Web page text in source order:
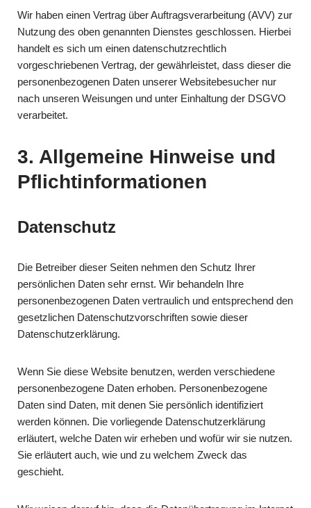
Wir haben einen Vertrag über Auftragsverarbeitung (AVV) zur
Nutzung des oben genannten Dienstes geschlossen. Hierbei
handelt es sich um einen datenschutzrechtlich
vorgeschriebenen Vertrag, der gewährleistet, dass dieser die
personenbezogenen Daten unserer Websitebesucher nur
nach unseren Weisungen und unter Einhaltung der DSGVO
verarbeitet.
3. Allgemeine Hinweise und
Pflicht­informationen
Datenschutz
Die Betreiber dieser Seiten nehmen den Schutz Ihrer
persönlichen Daten sehr ernst. Wir behandeln Ihre
personenbezogenen Daten vertraulich und entsprechend den
gesetzlichen Datenschutzvorschriften sowie dieser
Datenschutzerklärung.
Wenn Sie diese Website benutzen, werden verschiedene
personenbezogene Daten erhoben. Personenbezogene
Daten sind Daten, mit denen Sie persönlich identifiziert
werden können. Die vorliegende Datenschutzerklärung
erläutert, welche Daten wir erheben und wofür wir sie nutzen.
Sie erläutert auch, wie und zu welchem Zweck das
geschieht.